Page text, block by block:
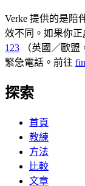
Verke 提供的是陪
效不同。如果你
123
（英國／歐盟
緊急電話。前往
探索
首頁
教練
方法
比較
文章